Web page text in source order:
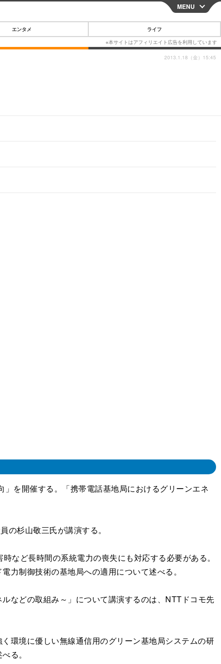
CLOSE
MENU
エンタメ ライフ
2013.1.18（金）15:45
を開催する。「携帯電話基地局におけるグリーンエネ
杉山敬三氏が講演する。
など長時間の系統電力の喪失にも対応する必要がある。
力制御技術の基地局への適用について述べる。
などの取組み～」について講演するのは、NTTドコモ先
環境に優しい無線通信用のグリーン基地局システムの研
る。